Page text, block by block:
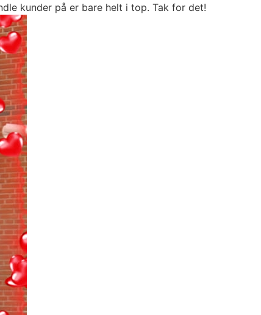
kunder på er bare helt i top. Tak for det!